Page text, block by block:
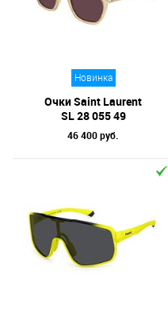
Технология оптики
Новинка
Очки Saint Laurent
SL 28 055 49
46 400 руб.